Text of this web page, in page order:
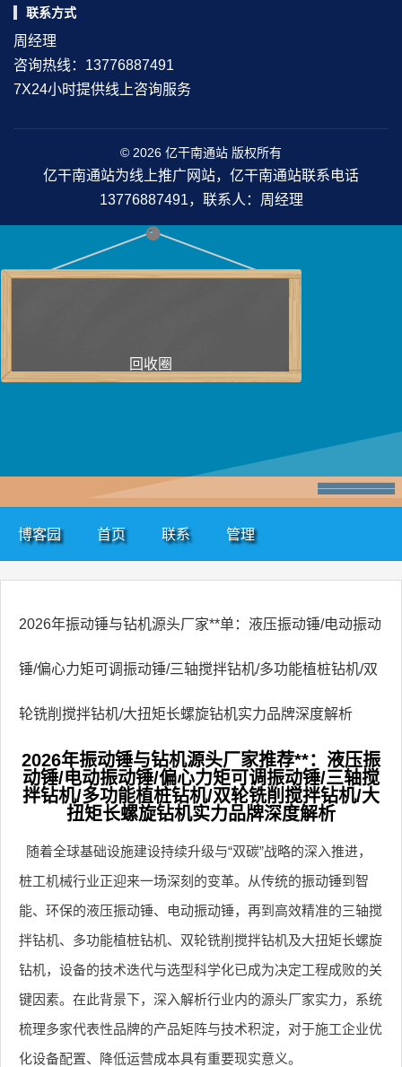
联系方式
周经理
咨询热线：13776887491
7X24小时提供线上咨询服务
© 2026 亿干南通站 版权所有
亿干南通站为线上推广网站，亿干南通站联系电话
13776887491，联系人：周经理
回收圈
博客园 首页 联系 管理
2026年振动锤与钻机源头厂家**单：液压振动锤/电动振动
锤/偏心力矩可调振动锤/三轴搅拌钻机/多功能植桩钻机/双
轮铣削搅拌钻机/大扭矩长螺旋钻机实力品牌深度解析
2026年振动锤与钻机源头厂家推荐**：液压振
动锤/电动振动锤/偏心力矩可调振动锤/三轴搅
拌钻机/多功能植桩钻机/双轮铣削搅拌钻机/大
扭矩长螺旋钻机实力品牌深度解析
随着全球基础设施建设持续升级与“双碳”战略的深入推进，
桩工机械行业正迎来一场深刻的变革。从传统的振动锤到智
能、环保的液压振动锤、电动振动锤，再到高效精准的三轴搅
拌钻机、多功能植桩钻机、双轮铣削搅拌钻机及大扭矩长螺旋
钻机，设备的技术迭代与选型科学化已成为决定工程成败的关
键因素。在此背景下，深入解析行业内的源头厂家实力，系统
梳理多家代表性品牌的产品矩阵与技术积淀，对于施工企业优
化设备配置、降低运营成本具有重要现实意义。